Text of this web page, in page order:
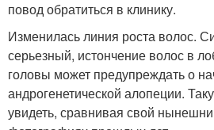
повод обратиться в клинику.
Изменилась линия роста волос.
серьезный, истончение волос в
головы может предупреждать о
андрогенетической алопеции.
увидеть, сравнивая свой